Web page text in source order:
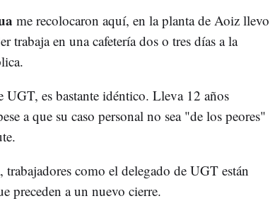
me recolocaron aquí, en la planta de Aoiz llevo
trabaja en una cafetería dos o tres días a la
UGT, es bastante idéntico. Lleva 12 años
a que su caso personal no sea "de los peores"
como el delegado de UGT están
preceden a un nuevo cierre.